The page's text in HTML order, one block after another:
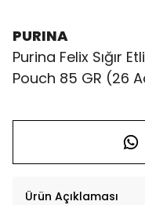
PURINA
Purina Felix Sığır
Pouch 85 GR (26
Ürün Açıklaması